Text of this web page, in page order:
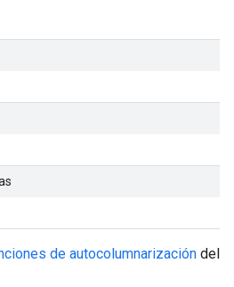
de autocolumnarización del